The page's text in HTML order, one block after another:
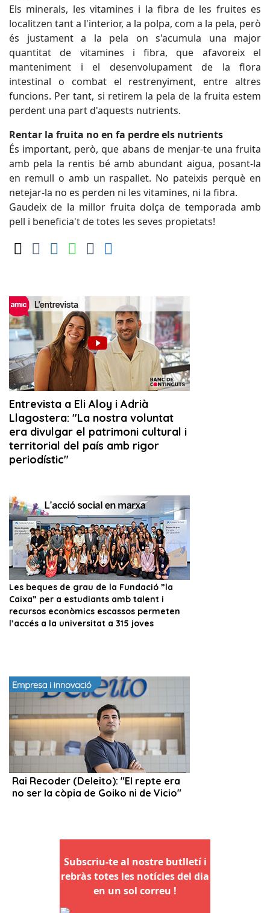
Els minerals, les vitamines i la fibra de les fruites es
localitzen tant a l'interior, a la polpa, com a la pela, però
és justament a la pela on s'acumula una major
quantitat de vitamines i fibra, que afavoreix el
manteniment i el desenvolupament de la flora
intestinal o combat el restrenyiment, entre altres
funcions. Per tant, si retirem la pela de la fruita estem
perdent una part d'aquests nutrients.
Rentar la fruita no en fa perdre els nutrients
És important, però, que abans de menjar-te una fruita
amb pela la rentis bé amb abundant aigua, posant-la
en remull o amb un raspallet. No pateixis perquè en
netejar-la no es perden ni les vitamines, ni la fibra.
Gaudeix de la millor fruita dolça de temporada amb
pell i beneficia't de totes les seves propietats!
Subscriu-te al nostre butlletí i
rebràs totes les notícies del dia
en un sol correu !